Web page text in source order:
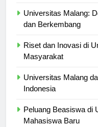
Universitas Malang:
Riset dan Inovasi di
Universitas Malang
Peluang Beasiswa di